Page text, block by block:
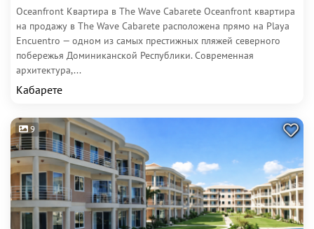
Oceanfront Квартира в The Wave Cabarete Oceanfront квартира
на продажу в The Wave Cabarete расположена прямо на Playa
Encuentro — одном из самых престижных пляжей северного
побережья Доминиканской Республики. Современная
архитектура,...
Кабарете
9